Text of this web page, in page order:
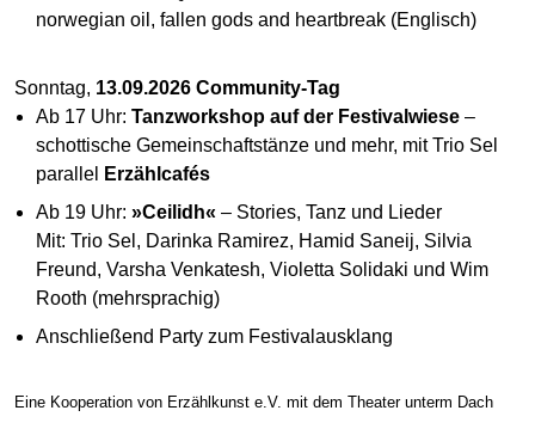
norwegian oil, fallen gods and heartbreak (Englisch)
Sonntag, 13.09.2026 Community-Tag
Ab 17 Uhr: Tanzwork­shop auf der Festival­wiese–
schottische Gemeinschafts­tänze und mehr, mit Trio Sel
parallel
Erzählcafés
Ab 19 Uhr: »Ceilidh« – Stories, Tanz und Lieder
Mit: Trio Sel, Darinka Ramirez, Hamid Saneij, Silvia
Freund, Varsha Venkatesh, Violetta Solidaki und Wim
Rooth (mehrsprachig)
Anschließend Party zum Festivalausklang
Eine Kooperation von Erzählkunst e.V. mit dem Theater unterm Dach